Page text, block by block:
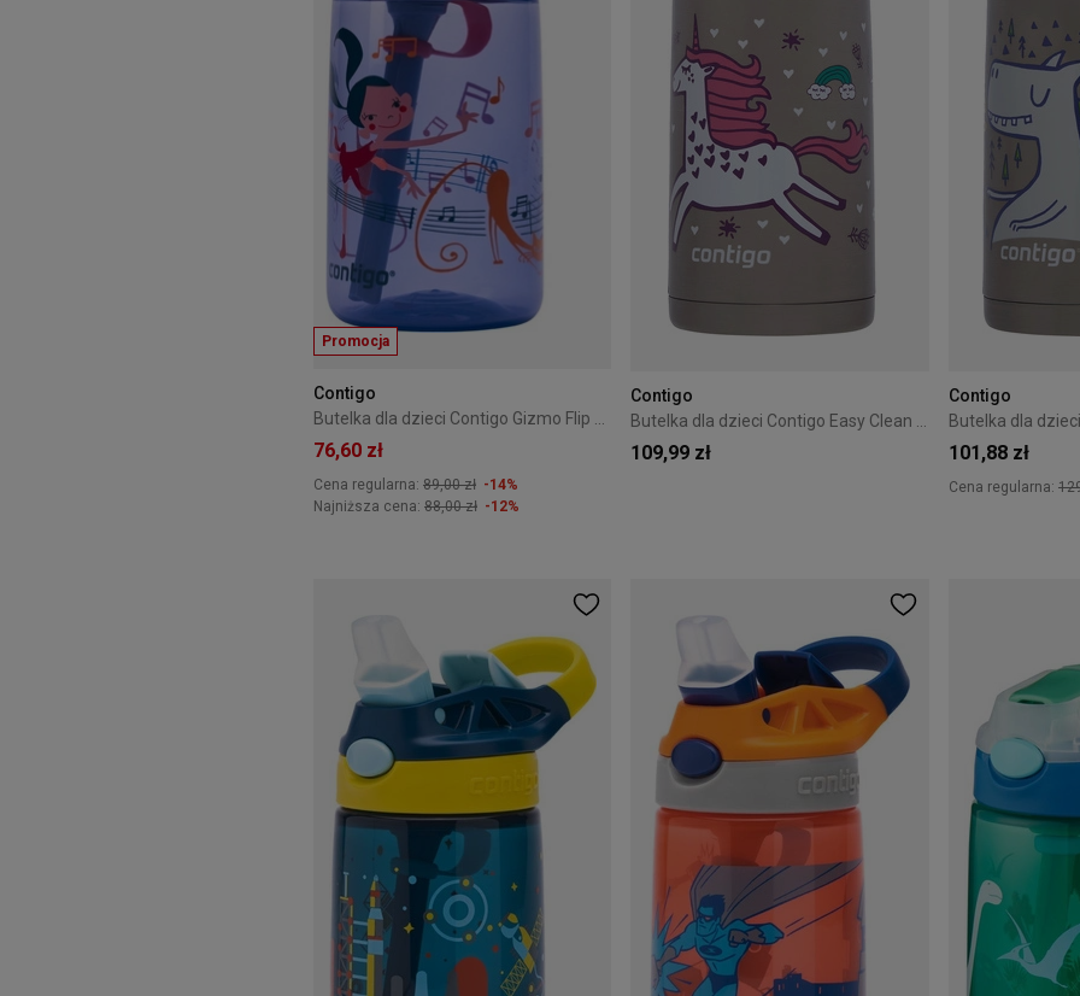
Promocja
Contigo
76,60 zł
Cena regularna: 89,00 zł -14%
Najniższa cena: 88,00 zł -12%
Contigo
Butelka dla dzieci Contigo Easy Clean 420ml - Flying Unicorn
109,99 zł
Contigo
101,88 zł
Cena regularna: